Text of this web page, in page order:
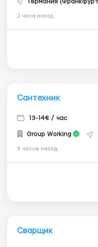
Германия
2 часа назад
Сантехник
13-14€ / час
Group Working
9 часов назад
Сварщик